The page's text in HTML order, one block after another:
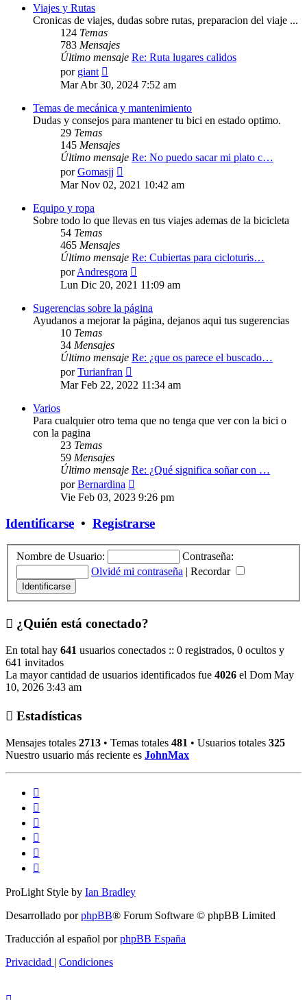
Viajes y Rutas
Cronicas de viajes, dudas sobre rutas, preparacion del viaje ...
124 Temas
783 Mensajes
Último mensaje Re: Ruta lugares calidos
por giant
último
mensaje
Mar Abr 30, 2024 7:52 am
Temas de mecánica y mantenimiento
Dudas y consejos para mantener tu bici en estado optimo.
29 Temas
145 Mensajes
Último mensaje Re: No puedo sacar mi plato c…
porGomasjj
último
Mar Nov 02, 2021 10:42 am
Equipo y ropa
Sobre todo lo que llevas en tus viajes ademas de la bicicleta
54 Temas
465 Mensajes
Último mensaje Re: Cubiertas para cicloturis…
porAndresgora
último
Lun Dic 20, 2021 11:09 am
Sugerencias sobre la página
Ayudanos a mejorar la página, dejanos aqui tus sugerencias
10 Temas
34 Mensajes
Último mensaje Re: ¿que os parece el buscado…
porTurianfran
último
Mar Feb 22, 2022 11:34 am
Varios
Para cualquier otro tema que no tenga que ver con la bici o
con la pagina
23 Temas
59 Mensajes
Último mensaje Re: ¿Qué significa soñar con …
porBernardina
último
mensaje
Vie Feb 03, 2023 9:26 pm
Identificarse • Registrarse
Nombre de Usuario:
Contraseña:
Olvidé mi contraseña | Recordar
¿Quién está conectado?
En total hay 641 usuarios conectados :: 0 registrados, 0 ocultos y
641 invitados
La mayor cantidad de usuarios identificados fue 4026 el Dom May
10, 2026 3:43 am
Estadísticas
Mensajes totales 2713 • Temas totales 481 • Usuarios totales 325
Nuestro usuario más reciente es JohnMax
ProLight Style by Ian Bradley
Desarrollado porphpBB® Forum Software © phpBB Limited
Traducción al español porphpBB España
Privacidad | Condiciones